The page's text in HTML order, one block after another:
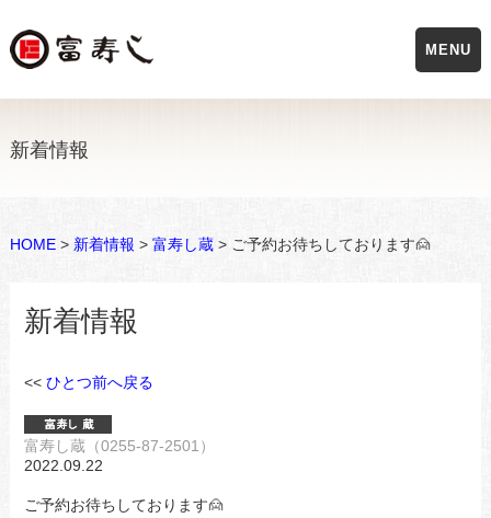
新着情報
HOME> 新着情報 > 富寿し蔵> ご予約お待ちしております🙍
新着情報
<< ひとつ前へ戻る
富寿し蔵（0255-87-2501）
2022.09.22
ご予約お待ちしております🙍
MENU